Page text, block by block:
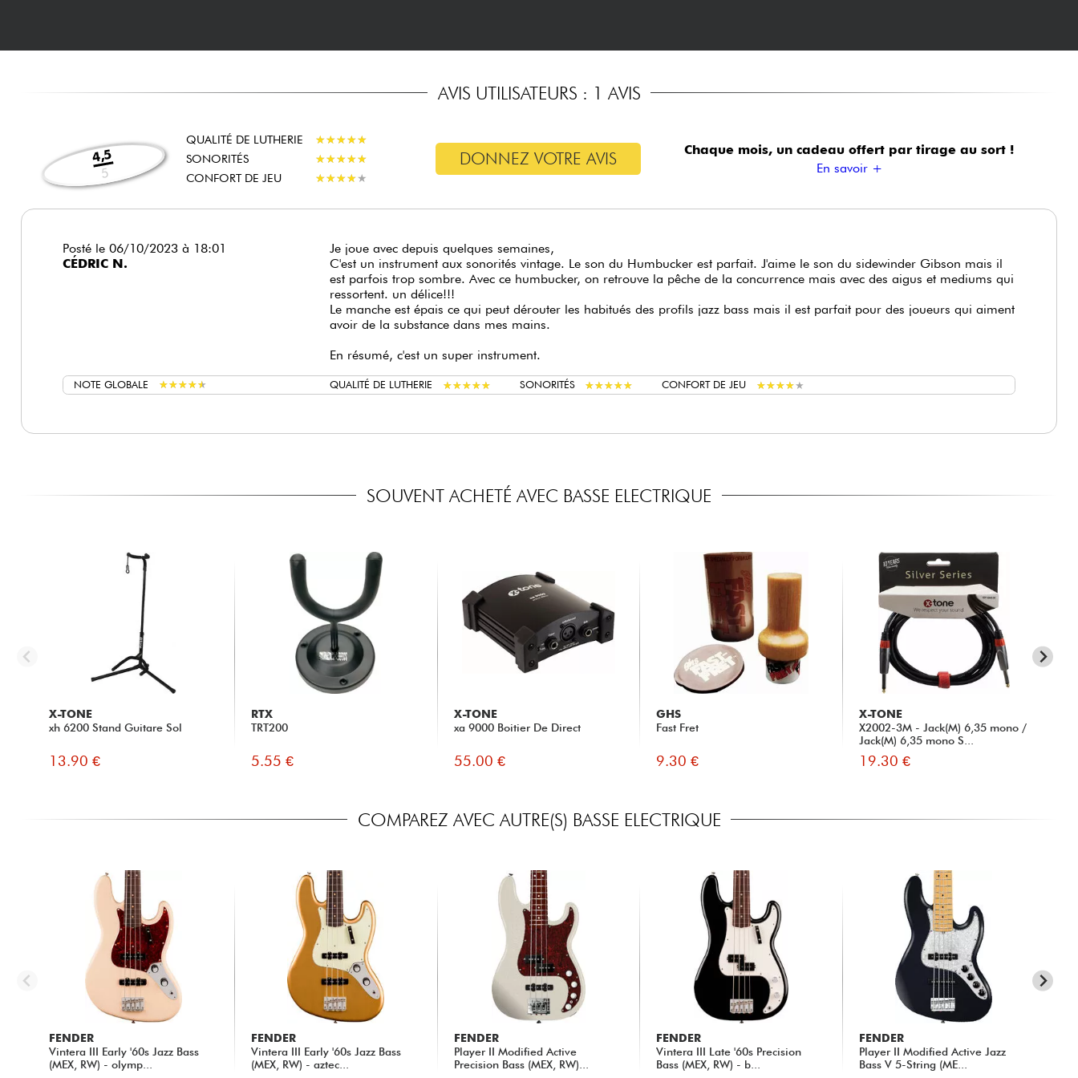
AVIS UTILISATEURS : 1 AVIS
4,5
5
QUALITÉ DE LUTHERIE ★★★★★
★★★★★
SONORITÉS
★★★★★
★★★★★
CONFORT DE JEU
★★★★★
★★★★★
DONNEZ VOTRE AVIS Chaque mois, un cadeau offert par tirage au sort !
En savoir +
Posté le 06/10/2023 à 18:01
CÉDRIC N.
Je joue avec depuis quelques semaines,
C'est un instrument aux sonorités vintage. Le son du Humbucker est parfait. J'aime le son du sidewinder Gibson mais il
est parfois trop sombre. Avec ce humbucker, on retrouve la pêche de la concurrence mais avec des aigus et mediums qui
ressortent. un délice!!!
Le manche est épais ce qui peut dérouter les habitués des profils jazz bass mais il est parfait pour des joueurs qui aiment
avoir de la substance dans mes mains.
En résumé, c'est un super instrument.
NOTE GLOBALE ★★★★★
★★★★★ QUALITÉ DE LUTHERIE ★★★★★
★★★★★ SONORITÉS ★★★★★
★★★★★ CONFORT DE JEU ★★★★★
★★★★★
SOUVENT ACHETÉ AVEC BASSE ELECTRIQUE
X-TONE
xh 6200 Stand Guitare Sol
13.90 €
RTX
TRT200
5.55 €
X-TONE
xa 9000 Boitier De Direct
55.00 €
GHS
Fast Fret
9.30 €
X-TONE
X2002-3M - Jack(M) 6,35 mono /
Jack(M) 6,35 mono S...
19.30 €
COMPAREZ AVEC AUTRE(S) BASSE ELECTRIQUE
FENDER
Vintera III Early '60s Jazz Bass
(MEX, RW) - olymp...
FENDER
Vintera III Early '60s Jazz Bass
(MEX, RW) - aztec...
FENDER
Player II Modified Active
Precision Bass (MEX, RW)...
FENDER
Vintera III Late '60s Precision
Bass (MEX, RW) - b...
FENDER
Player II Modified Active Jazz
Bass V 5-String (ME...